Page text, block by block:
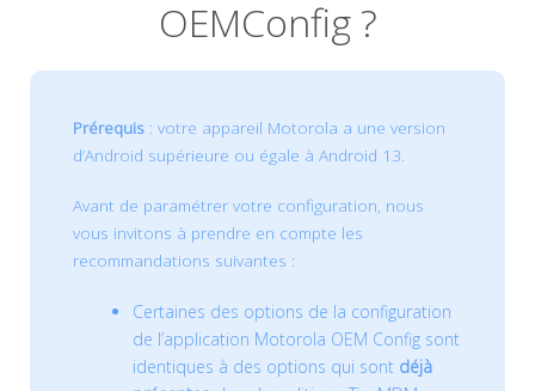
OEMConfig ?
Prérequis : votre appareil Motorola a une version
d’Android supérieure ou égale à Android 13.
Avant de paramétrer votre configuration, nous
vous invitons à prendre en compte les
recommandations suivantes :
Certaines des options de la configuration
de l’application Motorola OEM Config sont
identiques à des options qui sont déjà